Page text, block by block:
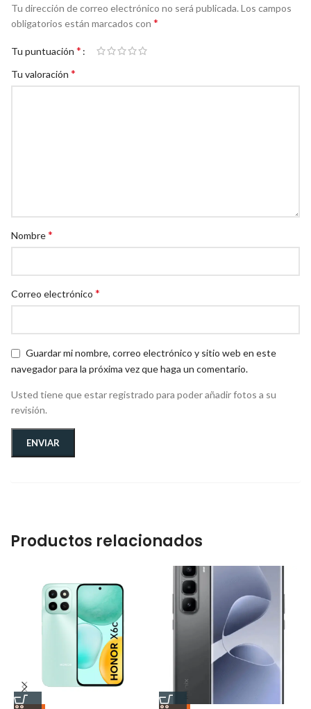
Tu dirección de correo electrónico no será publicada. Los campos
obligatorios están marcados con *
Tu puntuación *
Tu valoración *
Nombre*
Correo electrónico *
Guardar mi nombre, correo electrónico y sitio web en este
navegador para la próxima vez que haga un comentario.
Usted tiene que estar registrado para poder añadir fotos a su
revisión.
Productos relacionados